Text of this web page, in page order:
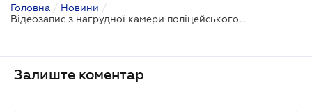
Головна / Новини /
Відеозапис з нагрудної камери поліцейського не завжди може бути доказом порушення ПДР
Залиште коментар